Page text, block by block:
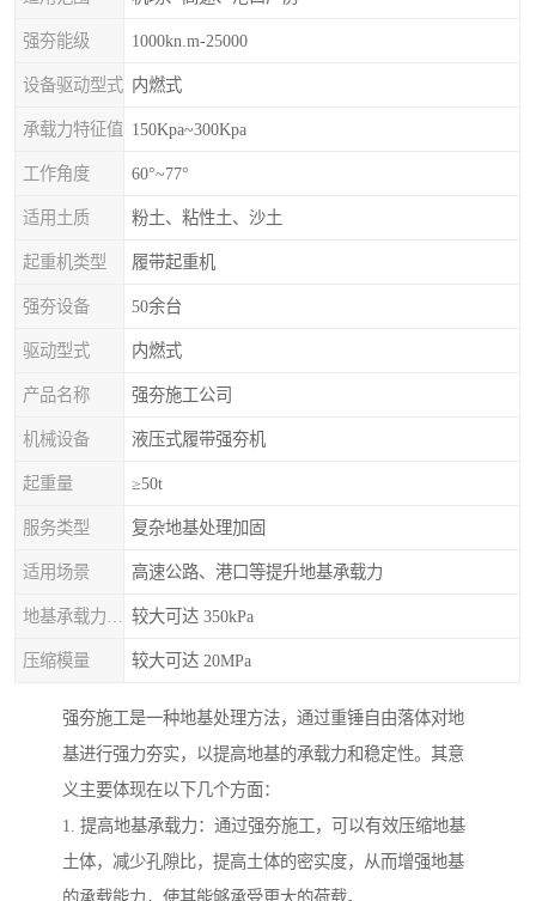
强夯能级 1000kn.m-25000
设备驱动型式 内燃式
承载力特征值 150Kpa~300Kpa
工作角度 60°~77°
适用土质 粉土、粘性土、沙土
起重机类型 履带起重机
强夯设备 50余台
驱动型式 内燃式
产品名称 强夯施工公司
机械设备 液压式履带强夯机
起重量 ≥50t
服务类型 复杂地基处理加固
适用场景 高速公路、港口等提升地基承载力
较大可达 350kPa
压缩模量 较大可达 20MPa
强夯施工是一种地基处理方法，通过重锤自由落体对地
基进行强力夯实，以提高地基的承载力和稳定性。其意
义主要体现在以下几个方面：
1. 提高地基承载力：通过强夯施工，可以有效压缩地基
土体，减少孔隙比，提高土体的密实度，从而增强地基